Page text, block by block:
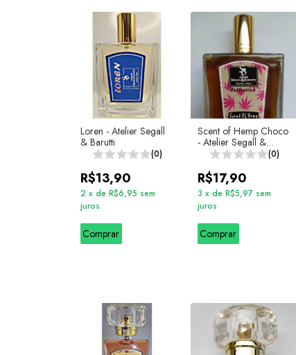
Loren - Atelier Segall
& Barutti
(0)
R$13,90
2 x de R$6,95 sem
juros
Comprar
Scent of Hemp Choco
- Atelier Segall &
Barutti
(0)
R$17,90
3 x de R$5,97 sem
juros
Comprar